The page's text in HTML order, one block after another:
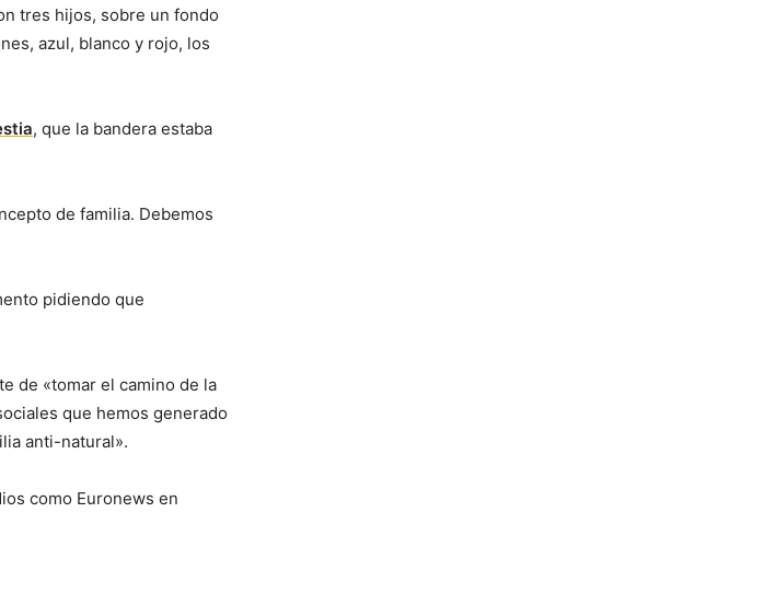
tres hijos, sobre un fondo
azul, blanco y rojo, los
, que la bandera estaba
de familia. Debemos
pidiendo que
de «tomar el camino de la
que hemos generado
anti-natural».
como Euronews en